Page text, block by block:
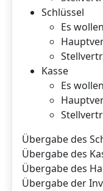
Schlüssel
Es
Kasse
Es
Übergabe des
Übergabe des
Übergabe des
Übergabe der